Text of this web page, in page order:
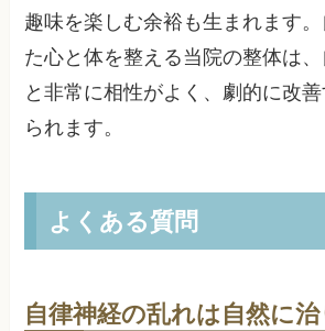
趣味を楽しむ余裕も生まれます
た心と体を整える当院の整体は
と非常に相性がよく、劇的に改
られます。
よくある質問
自律神経の乱れは自然に